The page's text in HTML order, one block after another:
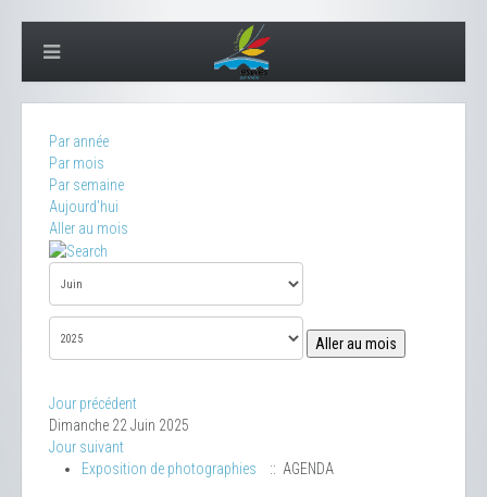
Par année
Par mois
Par semaine
Aujourd'hui
Aller au mois
Aller au mois
Jour précédent
Dimanche 22 Juin 2025
Jour suivant
Exposition de photographies
:: AGENDA